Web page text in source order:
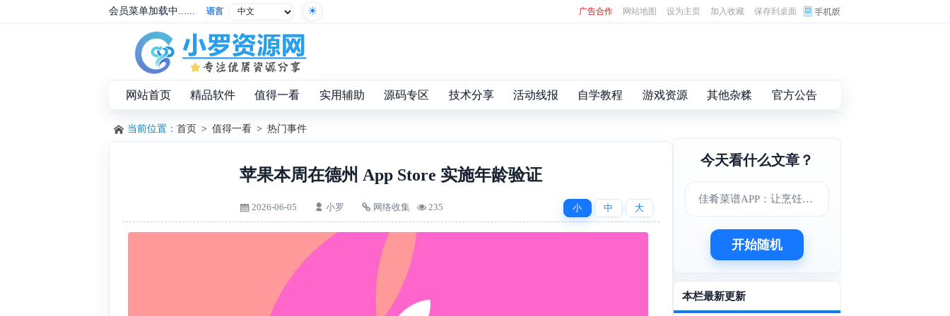
会员菜单加载中...... 语言 广告合作 网站地图 设为主页 加入收藏 保存到桌面
网站首页 精品软件 值得一看 实用辅助 源码专区 技术分享 活动线报 自学教程 游戏资源 其他杂糅 官方公告
当前位置： 首页 > 值得一看 > 热门事件
苹果本周在德州 App Store 实施年龄验证
小 中 大
2026-06-05 小罗 网络收集 235
今天看什么文章？
佳肴菜谱APP：让烹饪变得更简单美味
开始随机
本栏最新更新